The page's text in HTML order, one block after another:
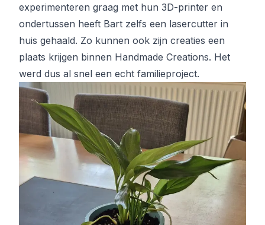
experimenteren graag met hun 3D-printer en
ondertussen heeft Bart zelfs een lasercutter in
huis gehaald. Zo kunnen ook zijn creaties een
plaats krijgen binnen Handmade Creations. Het
werd dus al snel een echt familieproject.